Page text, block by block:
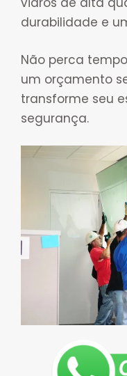
durabilidade e
Não perca
um orçamento
transforme seu
segurança.